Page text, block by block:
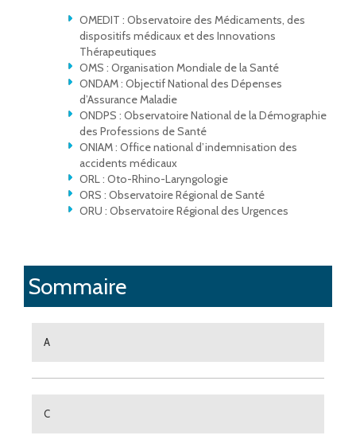
OMEDIT : Observatoire des Médicaments, des
dispositifs médicaux et des Innovations
Thérapeutiques
OMS : Organisation Mondiale de la Santé
ONDAM : Objectif National des Dépenses
d’Assurance Maladie
ONDPS : Observatoire National de la Démographie
des Professions de Santé
ONIAM : Office national d’indemnisation des
accidents médicaux
ORL : Oto-Rhino-Laryngologie
ORS : Observatoire Régional de Santé
ORU : Observatoire Régional des Urgences
Sommaire
A
C